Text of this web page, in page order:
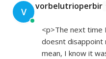
V vorbelutrioperbir
<p>The next time
doesnt disappoint
mean, I know it